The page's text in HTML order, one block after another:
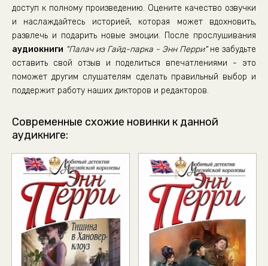
09_01_Палач из Гайд-парка
09_02_Палач из Гайд-парка
09_03_Палач из Гайд-парка
10_01_Палач из Гайд-парка
10_03_Палач из Гайд-парка
10_04_Палач из Гайд-парка
11_01_Палач из Гайд-парка
11_02_Палач из Гайд-парка
11_03_Палач из Гайд-парка
11_04_Палач из Гайд-парка
доступ к полному произведению. Оцените качество озвучки
и наслаждайтесь историей, которая может вдохновить,
развлечь и подарить новые эмоции. После прослушивания
аудиокниги "Палач из Гайд-парка - Энн Перри"не забудьте
оставить свой отзыв и поделиться впечатлениями - это
поможет другим слушателям сделать правильный выбор и
поддержит работу наших дикторов и редакторов.
Современные схожие новинки к данной
аудикниге: